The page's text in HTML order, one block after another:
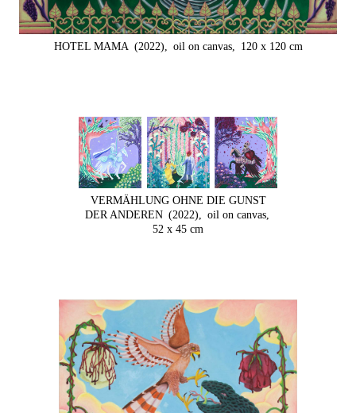
HOTEL MAMA (2022), oil on canvas, 120 x 120 cm
VERMÄHLUNG OHNE DIE GUNST
DER ANDEREN (2022),
oil on canvas,
52 x 45 cm